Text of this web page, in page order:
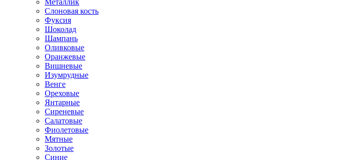
Слоновая кость
Фуксия
Шоколад
Шампань
Оливковые
Оранжевые
Вишневые
Изумрудные
Венге
Ореховые
Янтарные
Сиреневые
Салатовые
Фиолетовые
Мятные
Золотые
Синие